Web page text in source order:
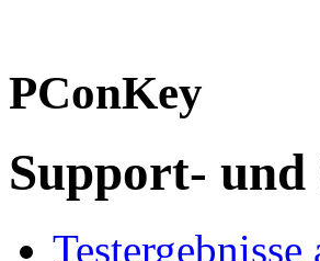
PConKey
Support- und